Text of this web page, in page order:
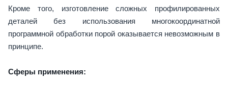
Кроме того, изготовление сложных профилированных
деталей без использования многокоординатной
программной обработки порой оказывается невозможным в
принципе.
Cферы применения: